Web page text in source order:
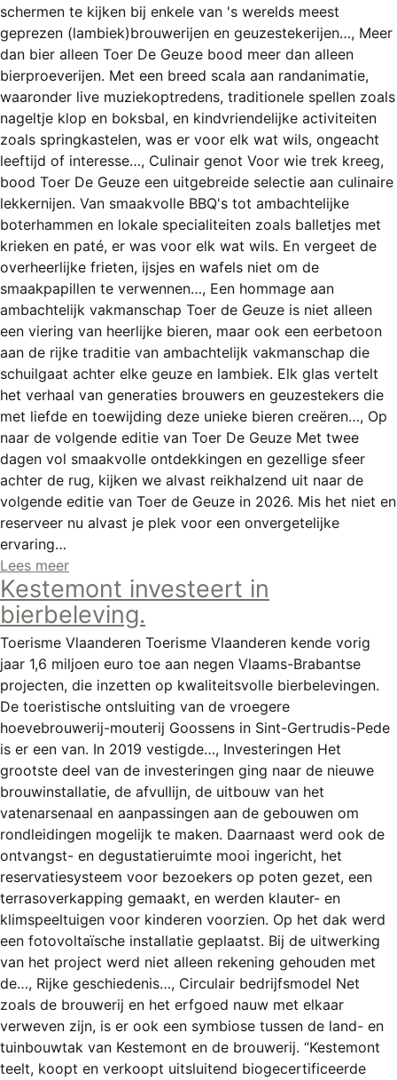
schermen te kijken bij enkele van 's werelds meest
geprezen (lambiek)brouwerijen en geuzestekerijen…, Meer
dan bier alleen Toer De Geuze bood meer dan alleen
bierproeverijen. Met een breed scala aan randanimatie,
waaronder live muziekoptredens, traditionele spellen zoals
nageltje klop en boksbal, en kindvriendelijke activiteiten
zoals springkastelen, was er voor elk wat wils, ongeacht
leeftijd of interesse…, Culinair genot Voor wie trek kreeg,
bood Toer De Geuze een uitgebreide selectie aan culinaire
lekkernijen. Van smaakvolle BBQ's tot ambachtelijke
boterhammen en lokale specialiteiten zoals balletjes met
krieken en paté, er was voor elk wat wils. En vergeet de
overheerlijke frieten, ijsjes en wafels niet om de
smaakpapillen te verwennen…, Een hommage aan
ambachtelijk vakmanschap Toer de Geuze is niet alleen
een viering van heerlijke bieren, maar ook een eerbetoon
aan de rijke traditie van ambachtelijk vakmanschap die
schuilgaat achter elke geuze en lambiek. Elk glas vertelt
het verhaal van generaties brouwers en geuzestekers die
met liefde en toewijding deze unieke bieren creëren…, Op
naar de volgende editie van Toer De Geuze Met twee
dagen vol smaakvolle ontdekkingen en gezellige sfeer
achter de rug, kijken we alvast reikhalzend uit naar de
volgende editie van Toer de Geuze in 2026. Mis het niet en
reserveer nu alvast je plek voor een onvergetelijke
ervaring…
Lees meer
Kestemont investeert in
bierbeleving.
Toerisme Vlaanderen Toerisme Vlaanderen kende vorig
jaar 1,6 miljoen euro toe aan negen Vlaams-Brabantse
projecten, die inzetten op kwaliteitsvolle bierbelevingen.
De toeristische ontsluiting van de vroegere
hoevebrouwerij-mouterij Goossens in Sint-Gertrudis-Pede
is er een van. In 2019 vestigde…, Investeringen Het
grootste deel van de investeringen ging naar de nieuwe
brouwinstallatie, de afvullijn, de uitbouw van het
vatenarsenaal en aanpassingen aan de gebouwen om
rondleidingen mogelijk te maken. Daarnaast werd ook de
ontvangst- en degustatieruimte mooi ingericht, het
reservatiesysteem voor bezoekers op poten gezet, een
terrasoverkapping gemaakt, en werden klauter- en
klimspeeltuigen voor kinderen voorzien. Op het dak werd
een fotovoltaïsche installatie geplaatst. Bij de uitwerking
van het project werd niet alleen rekening gehouden met
de…, Rijke geschiedenis…, Circulair bedrijfsmodel Net
zoals de brouwerij en het erfgoed nauw met elkaar
verweven zijn, is er ook een symbiose tussen de land- en
tuinbouwtak van Kestemont en de brouwerij. “Kestemont
teelt, koopt en verkoopt uitsluitend biogecertificeerde